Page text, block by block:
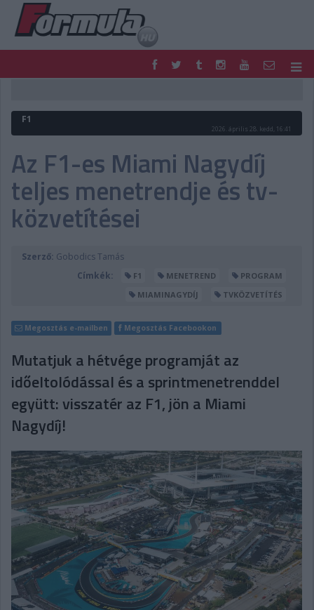
FORMULA
MOTOR
PODCAST
SHOP
LIVE
TIPPJÁTÉK
DIGITÁLIS MAGAZIN
PONTÁLLÁSOK
VERSENYNAPTÁRAK
F1
2026. április 28. kedd, 16:41
Az F1-es Miami Nagydíj
teljes menetrendje és tv-
közvetítései
Szerző: Gobodics Tamás
Címkék:
F1 MENETREND
PROGRAM
MIAMINAGYDÍJ
TVKÖZVETÍTÉS
Megosztás e-mailben Megosztás Facebookon
Mutatjuk a hétvége programját az
időeltolódással és a sprintmenetrenddel
együtt: visszatér az F1, jön a Miami
Nagydíj!